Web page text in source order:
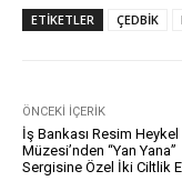
ETIKETLER ÇEDBİK
ÖNCEKI İÇERIK
İş Bankası Resim Heykel
Müzesi’nden “Yan Yana”
Sergisine Özel İki Ciltlik